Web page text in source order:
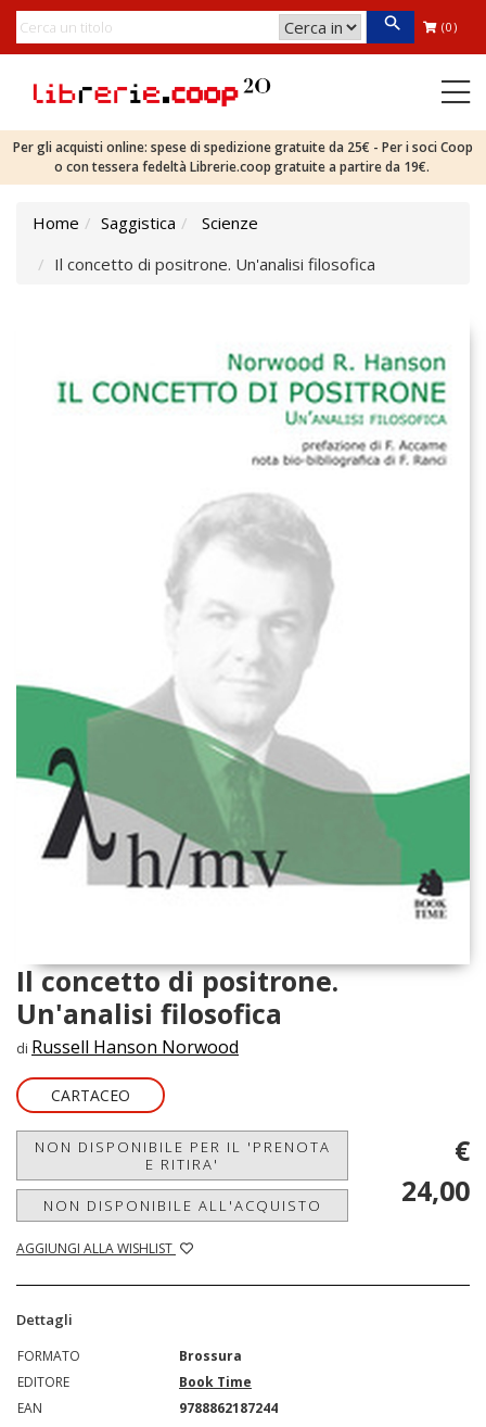
(0)
Per gli acquisti online: spese di spedizione gratuite da 25€ - Per i soci Coop
o con tessera fedeltà Librerie.coop gratuite a partire da 19€.
Home Saggistica
Scienze
Il concetto di positrone. Un'analisi filosofica
Il concetto di positrone.
Un'analisi filosofica
di Russell Hanson Norwood
CARTACEO
NON DISPONIBILE PER IL 'PRENOTA
E RITIRA'
NON DISPONIBILE ALL'ACQUISTO
AGGIUNGI ALLA WISHLIST
€
24,00
Dettagli
FORMATO
Brossura
EDITORE
Book Time
EAN
9788862187244